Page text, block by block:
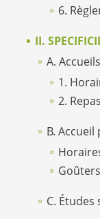
6.
II.
A.
1.
2. Repas
B.
Goûters
C. Études